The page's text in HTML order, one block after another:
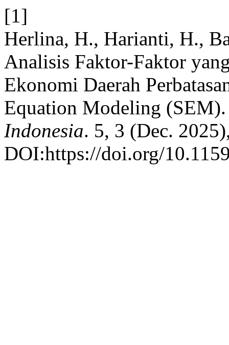
[1]
Herlina, H., Harianti, H.,
Analisis Faktor-Faktor
Ekonomi Daerah
Equation Modeling
Indonesia. 5, 3 (Dec.
DOI:https://doi.org/